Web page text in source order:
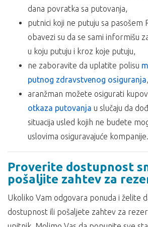
vreme boravka na destinaciji.
ARANŽMAN NE OBUHVATA:
PolisuMeđunarodnog putnog
osiguranje od otkaza putovanja,
individualne troškove,
usluge koje nisu predviđene
fakultativnih izleta koji nisu
boravišnu taksu u Grčkoj dnevno
smeštaj – 2€, hoteli 1*/2* – 2€,
– 10€, hoteli 5* – 15€. Plaćanje
na licu mesta, gotovinski.
Ukoliko Vam ponuda za Hotel LILY ANN
odgovara pogledajte ponudu ostalih
Nikiti ili ostalih smeštajnih kapaciteta u
severu
Republike Grčke
dana povratka sa putovanja,
putnici koji ne putuju sa pasošem
obavezi su da se sami informišu
u koju putuju i kroz koje putuju,
ne zaboravite da uplatite polisu
putnog zdravstvenog osiguranja,
aranžman možete osigurati
otkaza putovanja u slučaju da
situacija usled kojih ne budete
uslovima osiguravajuće kompanije.
Proverite dostupnost
pošaljite zahtev za
Ukoliko Vam odgovara ponuda i želite
dostupnost ili pošaljete zahtev za